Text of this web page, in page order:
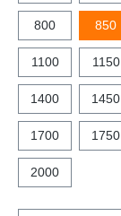
800 850
1100 1150
1400 1450
1700 1750
2000